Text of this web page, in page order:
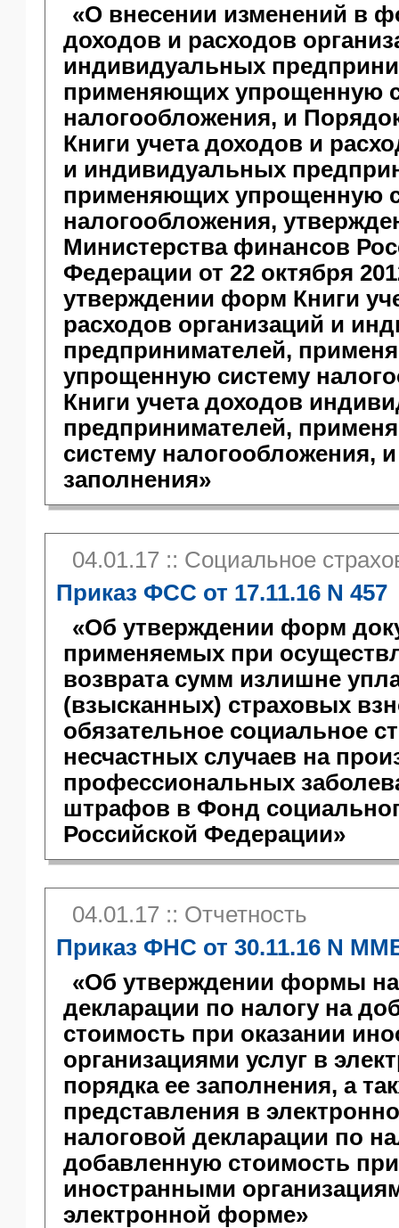
«О внесении изменений в
доходов и расходов
индивидуальных
применяющих упрощенную
налогообложения, и
Книги учета доходов и
и индивидуальных
применяющих упрощенную
налогообложения,
Министерства финансов
Федерации от 22 октября
утверждении форм Книги
расходов организаций и
предпринимателей,
упрощенную систему
Книги учета доходов
предпринимателей,
систему налогообложения,
заполнения»
04.01.17 :: Социальное
Приказ ФСС от 17.11.16 N 457
«Об утверждении форм
применяемых при
возврата сумм излишне
(взысканных) страховых
обязательное социальное
несчастных случаев на
профессиональных
штрафов в Фонд
Российской Федерации»
04.01.17 :: Отчетность
Приказ ФНС от 30.11.16 N
«Об утверждении формы
декларации по налогу на
стоимость при оказании
организациями услуг в
порядка ее заполнения, а
представления в
налоговой декларации по
добавленную стоимость
иностранными
электронной форме»